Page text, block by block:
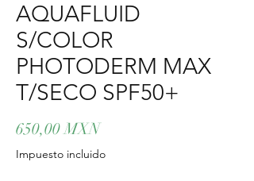
AQUAFLUID
S/COLOR
PHOTODERM MAX
T/SECO SPF50+
650,00 MXNPrecio
Impuesto incluido